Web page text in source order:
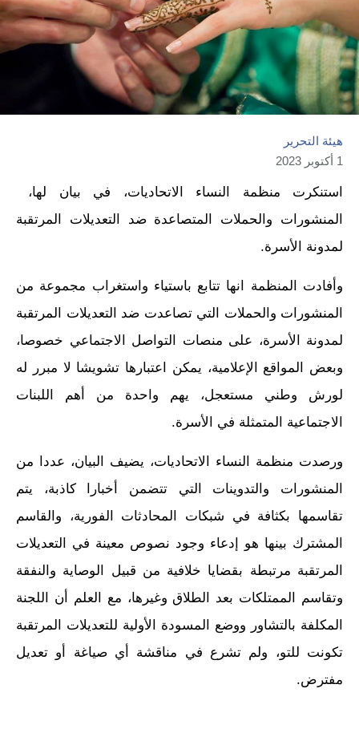
هيئة التحرير
1 أكتوبر 2023
استنكرت منظمة النساء الاتحاديات، في بيان لها،
المنشورات والحملات المتصاعدة ضد التعديلات المرتقبة
لمدونة الأسرة.
وأفادت المنظمة انها تتابع باستياء واستغراب مجموعة من
المنشورات والحملات التي تصاعدت ضد التعديلات المرتقبة
لمدونة الأسرة، على منصات التواصل الاجتماعي خصوصا،
وبعض المواقع الإعلامية، يمكن اعتبارها تشويشا لا مبرر له
لورش وطني مستعجل، يهم واحدة من أهم اللبنات
الاجتماعية المتمثلة في الأسرة.
ورصدت منظمة النساء الاتحاديات، يضيف البيان، عددا من
المنشورات والتدوينات التي تتضمن أخبارا كاذبة، يتم
تقاسمها بكثافة في شبكات المحادثات الفورية، والقاسم
المشترك بينها هو إدعاء وجود نصوص معينة في التعديلات
المرتقبة مرتبطة بقضايا خلافية من قبيل الوصاية والنفقة
وتقاسم الممتلكات بعد الطلاق وغيرها، مع العلم أن اللجنة
المكلفة بالتشاور ووضع المسودة الأولية للتعديلات المرتقبة
تكونت للتو، ولم تشرع في مناقشة أي صياغة أو تعديل
مفترض.